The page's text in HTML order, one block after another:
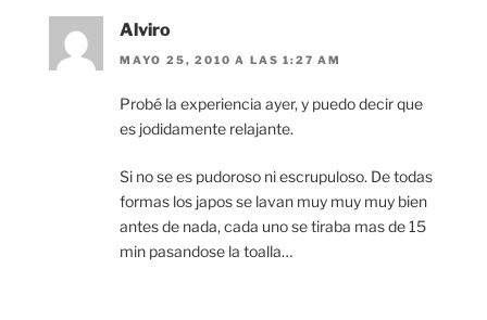
Alviro
MAYO 25, 2010 A LAS 1:27 AM
Probé la experiencia ayer, y puedo decir que
es jodidamente relajante.
Si no se es pudoroso ni escrupuloso. De todas
formas los japos se lavan muy muy muy bien
antes de nada, cada uno se tiraba mas de 15
min pasandose la toalla…